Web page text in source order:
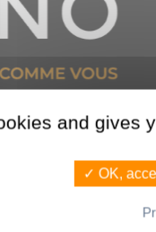
and gives
✓ OK,